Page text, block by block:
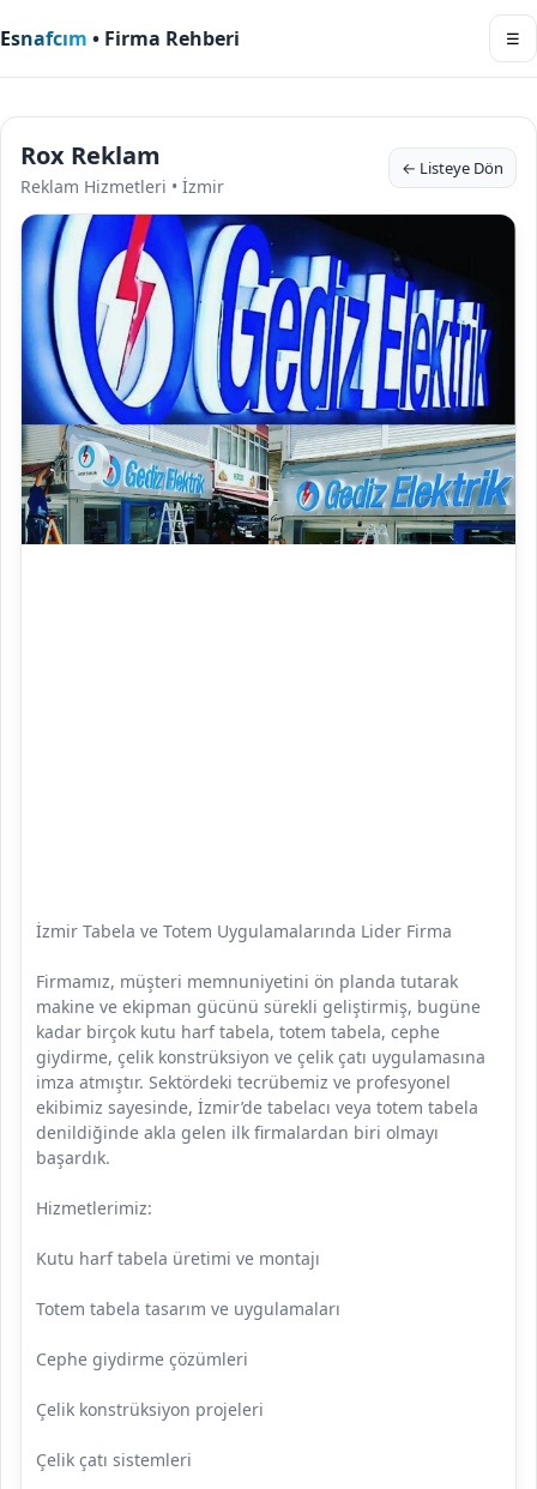
Esnafcım • Firma Rehberi ☰
Rox Reklam
Reklam Hizmetleri • İzmir
← Listeye Dön
İzmir Tabela ve Totem Uygulamalarında Lider Firma
Firmamız, müşteri memnuniyetini ön planda tutarak
makine ve ekipman gücünü sürekli geliştirmiş, bugüne
kadar birçok kutu harf tabela, totem tabela, cephe
giydirme, çelik konstrüksiyon ve çelik çatı uygulamasına
imza atmıştır. Sektördeki tecrübemiz ve profesyonel
ekibimiz sayesinde, İzmir’de tabelacı veya totem tabela
denildiğinde akla gelen ilk firmalardan biri olmayı
başardık.
Hizmetlerimiz:
Kutu harf tabela üretimi ve montajı
Totem tabela tasarım ve uygulamaları
Cephe giydirme çözümleri
Çelik konstrüksiyon projeleri
Çelik çatı sistemleri